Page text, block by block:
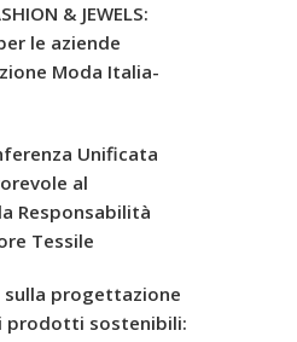
& JEWELS:
le aziende
Moda Italia-
Unificata
al
Responsabilità
Tessile
sulla progettazione
prodotti sostenibili: